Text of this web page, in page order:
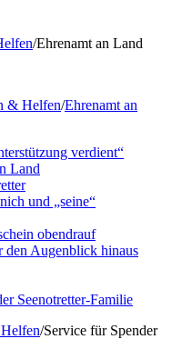
/Ehrenamt an Land
& Helfen/Ehrenamt an
verdient“
Land
und „seine“
obendrauf
Augenblick hinaus
Seenotretter-Familie
/Service für Spender